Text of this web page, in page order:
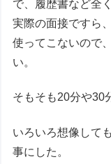
で、履歴書など全
実際の面接ですら
使ってこないので
い。
そもそも20分や30
いろいろ想像して
事にした。